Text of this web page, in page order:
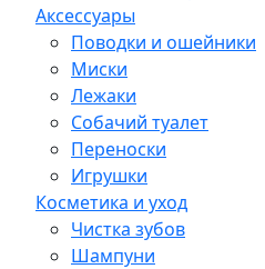
Аксессуары
Поводки и ошейники
Миски
Лежаки
Собачий туалет
Переноски
Игрушки
Косметика и уход
Чистка зубов
Шампуни